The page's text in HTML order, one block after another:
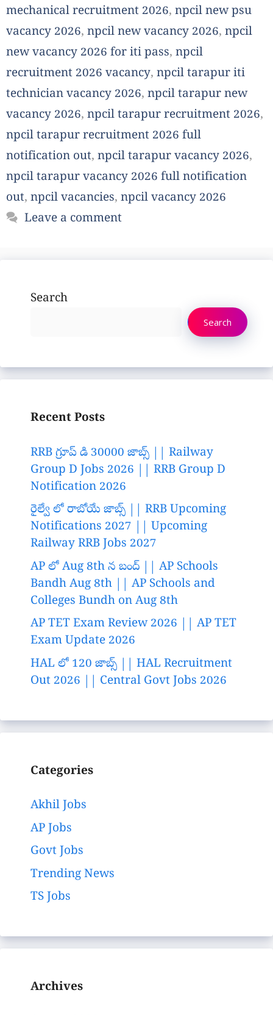
mechanical recruitment 2026, npcil new psu
vacancy 2026, npcil new vacancy 2026, npcil
new vacancy 2026 for iti pass, npcil
recruitment 2026 vacancy, npcil tarapur iti
technician vacancy 2026, npcil tarapur new
vacancy 2026, npcil tarapur recruitment 2026,
npcil tarapur recruitment 2026 full
notification out, npcil tarapur vacancy 2026,
npcil tarapur vacancy 2026 full notification
out, npcil vacancies, npcil vacancy 2026
Leave a comment
Search
Search
Recent Posts
RRB గ్రూప్ డి 30000 జాబ్స్ || Railway
Group D Jobs 2026 || RRB Group D
Notification 2026
రైల్వే లో రాబోయే జాబ్స్ || RRB Upcoming
Notifications 2027 || Upcoming
Railway RRB Jobs 2027
AP లో Aug 8th న బంద్ || AP Schools
Bandh Aug 8th || AP Schools and
Colleges Bundh on Aug 8th
AP TET Exam Review 2026 || AP TET
Exam Update 2026
HAL లో 120 జాబ్స్ || HAL Recruitment
Out 2026 || Central Govt Jobs 2026
Categories
Akhil Jobs
AP Jobs
Govt Jobs
Trending News
TS Jobs
Archives